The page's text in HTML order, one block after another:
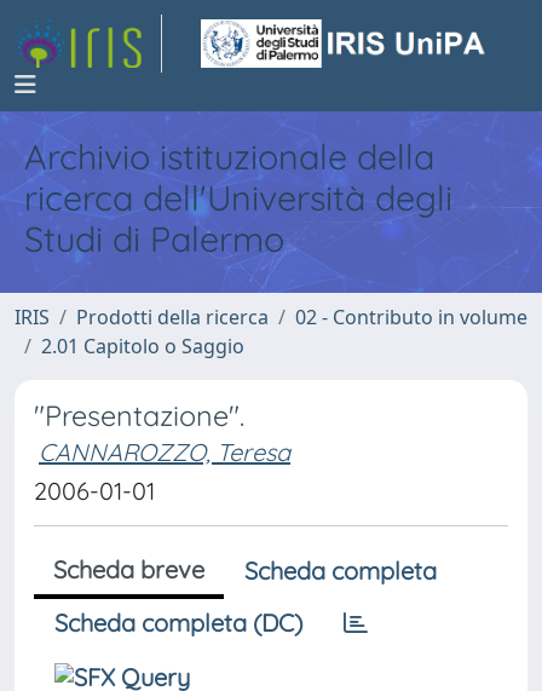
Archivio istituzionale della
ricerca dell'Università degli
Studi di Palermo
IRIS Prodotti della ricerca
02 - Contributo in volume
2.01 Capitolo o Saggio
"Presentazione".
CANNAROZZO, Teresa
2006-01-01
Scheda breve
Scheda completa
Scheda completa (DC)